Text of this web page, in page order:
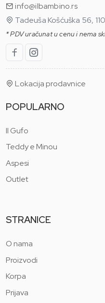
info@ilbambino.rs
Tadeuša Košćuška 56,
* PDV uračunat u cenu i nema
Lokacija prodavnice
POPULARNO
Il Gufo
Teddy e Minou
Aspesi
Outlet
STRANICE
O nama
Proizvodi
Korpa
Prijava